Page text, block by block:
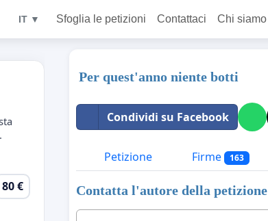
IT ▼ Sfoglia le petizioni Contattaci Chi siamo
Per quest'anno niente botti
Condividi su Facebook
Petizione Firme 163
Contatta l'autore della petizione
80 €